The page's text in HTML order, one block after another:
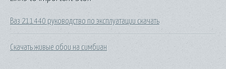
Ваз 211440 руководство по эксплуатации скачать
Скачать живые обои на симбиан